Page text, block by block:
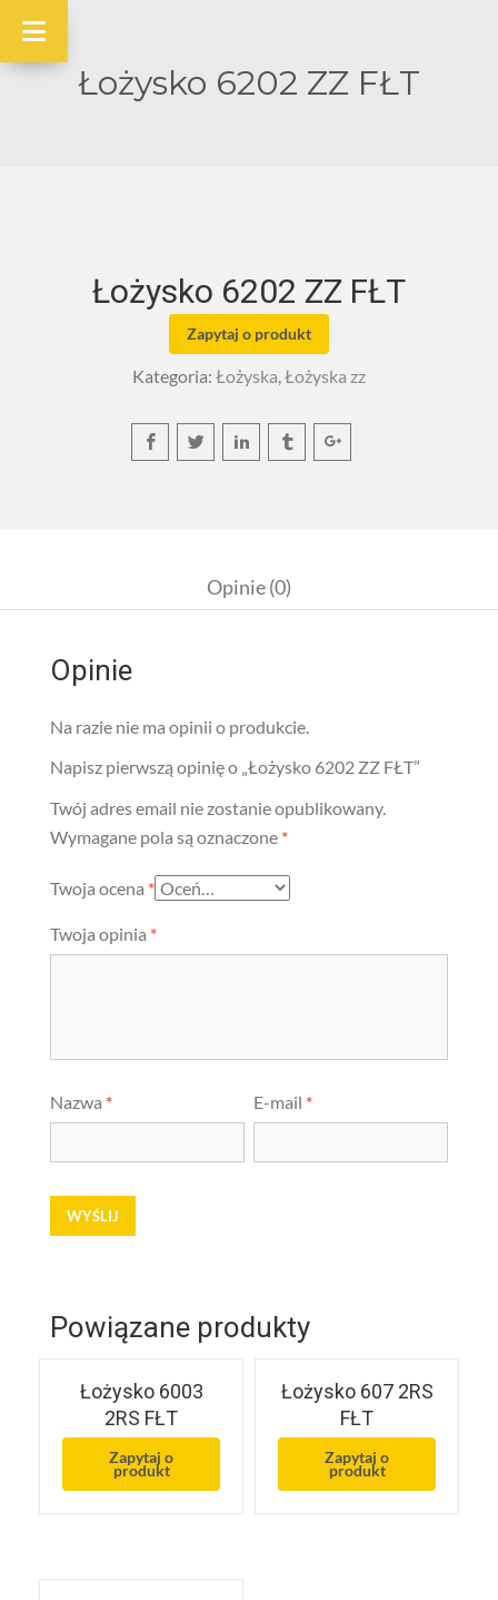
Łożysko 6202 ZZ FŁT
Łożysko 6202 ZZ FŁT
Zapytaj o produkt
Kategoria: Łożyska,Łożyska zz
Opinie (0)
Opinie
Na razie nie ma opinii o produkcie.
Napisz pierwszą opinię o „Łożysko 6202 ZZ FŁT”
Twój adres email nie zostanie opublikowany.
Wymagane pola są oznaczone *
Twoja ocena *
Twoja opinia *
Nazwa * E-mail *
Powiązane produkty
Łożysko 6003
2RS FŁT
Zapytaj o
produkt
Łożysko 607 2RS
FŁT
Zapytaj o
produkt